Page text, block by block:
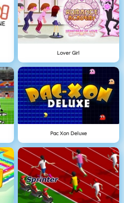
Lover Girl
Pac Xon Deluxe